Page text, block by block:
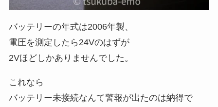
バッテリーの年式は2006年製、
電圧を測定したら24Vのはずが
2Vほどしかありませんでした。
これなら
バッテリー未接続なんて警報が出たのは納得で